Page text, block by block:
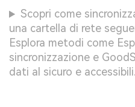
Scopri come
una cartella di rete
Esplora metodi come
sincronizzazione e
dati al sicuro e accessibili.